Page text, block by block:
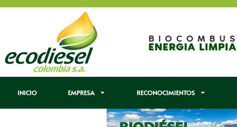
INICIO EMPRESA RECONOCIMIENTOS